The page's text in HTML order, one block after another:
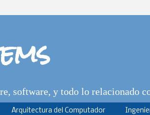
software, y todo lo relacionado
Arquitectura del Computador